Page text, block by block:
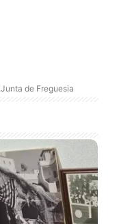
Junta de Freguesia